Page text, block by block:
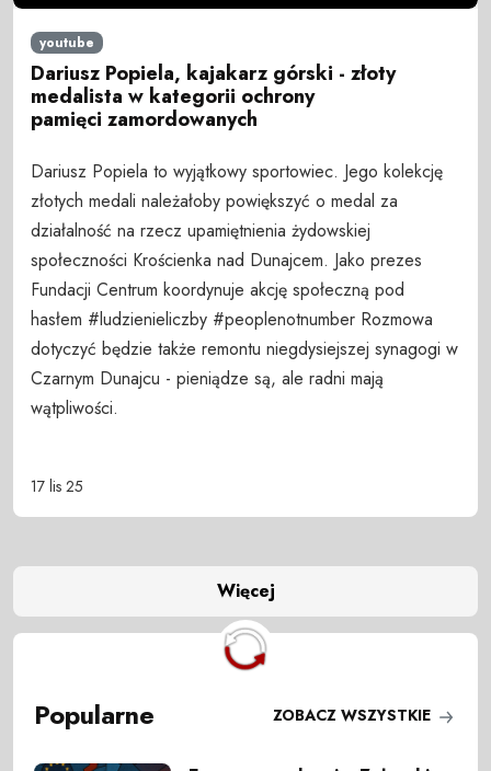
youtube
Dariusz Popiela, kajakarz górski - złoty
medalista w kategorii ochrony
pamięci zamordowanych
Dariusz Popiela to wyjątkowy sportowiec. Jego kolekcję
złotych medali należałoby powiększyć o medal za
działalność na rzecz upamiętnienia żydowskiej
społeczności Krościenka nad Dunajcem. Jako prezes
Fundacji Centrum koordynuje akcję społeczną pod
hasłem #ludzienieliczby #peoplenotnumber Rozmowa
dotyczyć będzie także remontu niegdysiejszej synagogi w
Czarnym Dunajcu - pieniądze są, ale radni mają
wątpliwości.
17 lis 25
Więcej
Popularne ZOBACZ WSZYSTKIE